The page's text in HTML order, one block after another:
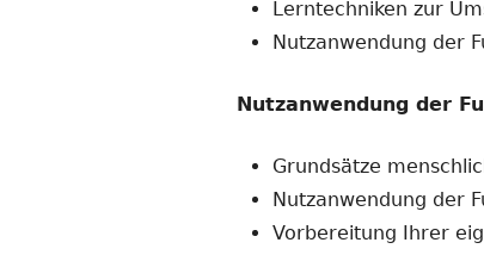
Lerntechniken zur
Nutzanwendung der
Nutzanwendung der
Grundsätze
Nutzanwendung der
Vorbereitung Ihrer